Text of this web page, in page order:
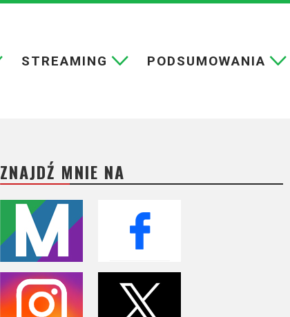
STREAMING PODSUMOWANIA
ZNAJDŹ MNIE NA